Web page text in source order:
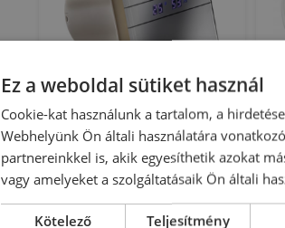
Cata E-120GTH páraérzékelős
ventilátor 00901200
Azonosító: 146907
Cikkszám: 00901200
Ez a weboldal sütiket használ
Cookie-kat használunk a tartalom, a
Webhelyünk Ön általi használatára
partnereinkkel is, akik egyesíthetik azokat
vagy amelyeket a szolgáltatásaik Ön általi
Kötelező Teljesítmény